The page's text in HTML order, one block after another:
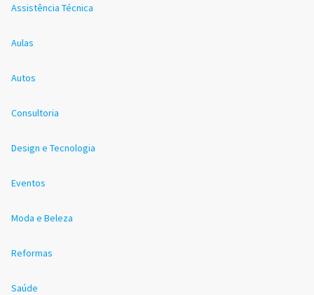
Assistência Técnica
Aulas
Autos
Consultoria
Design e Tecnologia
Eventos
Moda e Beleza
Reformas
Saúde